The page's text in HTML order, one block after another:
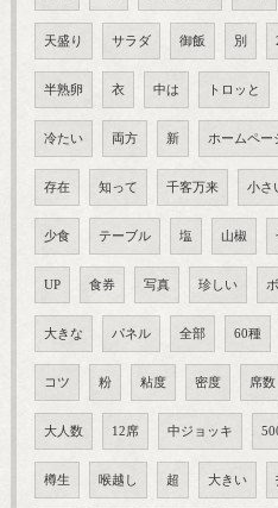
天盛り サラダ 御飯 別
半熟卵 衣 中は トロッと
冷たい 両方 新 ホームペー
存在 知って 千客万来 小さ
少食 テーブル 塩 山椒
UP 食券 写真 珍しい
大きな パネル 全部 60種
コツ 粉 粘度 密度 席数
大人数 12席 中ジョッキ
樽生 喉越し 超 大きい